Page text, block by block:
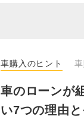
車購入のヒント
車のローンが
い7つの理由